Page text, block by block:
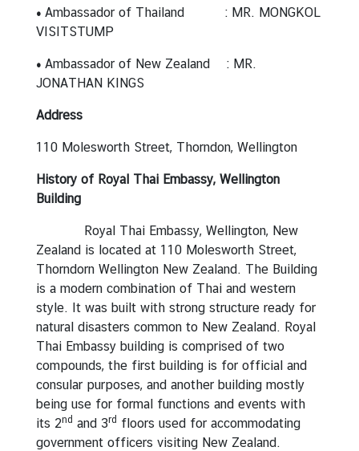
• Ambassador of Thailand : MR. MONGKOL
VISITSTUMP
• Ambassador of New Zealand : MR.
JONATHAN KINGS
Address
110 Molesworth Street, Thorndon, Wellington
History of Royal Thai Embassy, Wellington
Building
Royal Thai Embassy, Wellington, New
Zealand is located at 110 Molesworth Street,
Thorndorn Wellington New Zealand. The Building
is a modern combination of Thai and western
style. It was built with strong structure ready for
natural disasters common to New Zealand. Royal
Thai Embassy building is comprised of two
compounds, the first building is for official and
consular purposes, and another building mostly
being use for formal functions and events with
its 2nd and 3rd floors used for accommodating
government officers visiting New Zealand.